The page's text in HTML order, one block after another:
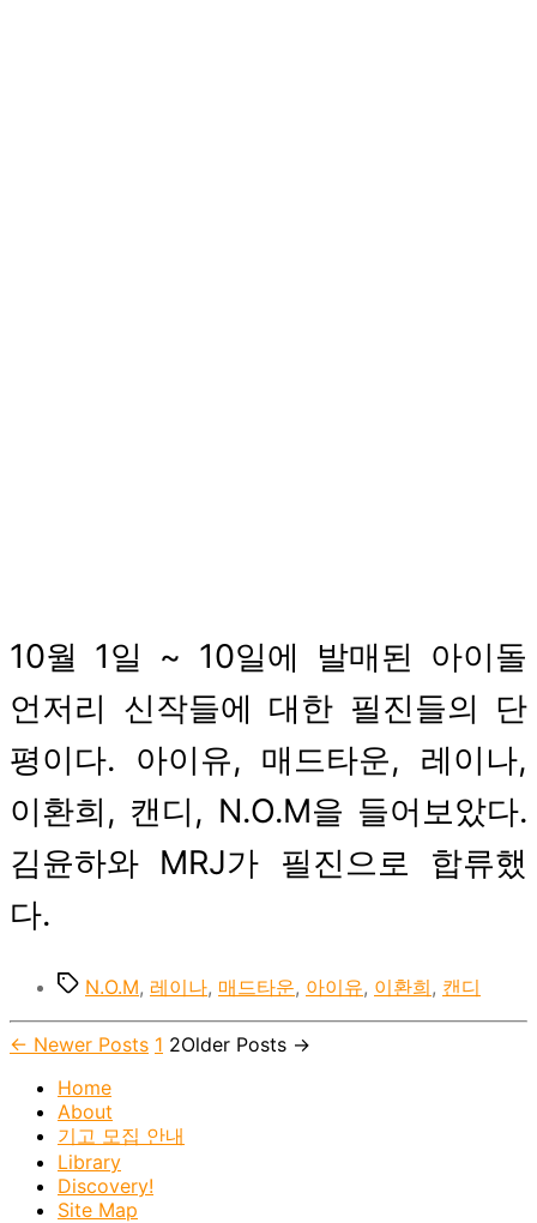
10월 1일 ~ 10일에 발매된 아이돌
언저리 신작들에 대한 필진들의 단
평이다. 아이유, 매드타운, 레이나,
이환희, 캔디, N.O.M을 들어보았다.
김윤하와 MRJ가 필진으로 합류했
다.
TagsN.O.M, 레이나, 매드타운, 아이유, 이환희 , 캔디
Posts
pagination
← Newer Posts 1 2Older Posts →
Home
About
기고 모집 안내
Library
Discovery!
Site Map